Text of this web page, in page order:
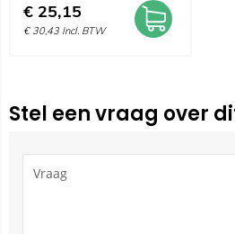
€ 25,15
€ 30,43 Incl. BTW
Stel een vraag over